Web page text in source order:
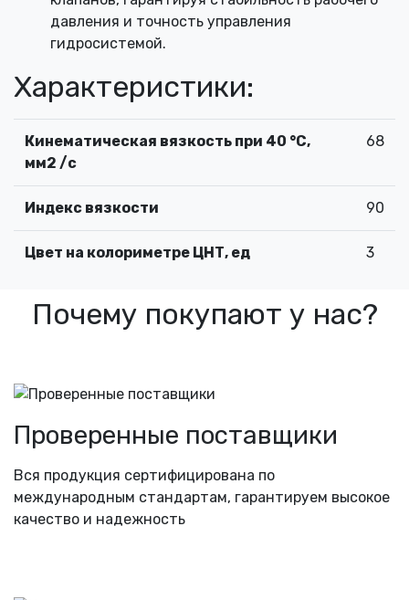
давления и точность управления
гидросистемой.
Характеристики:
Кинематическая вязкость при 40 °С,
мм2 /с
68
Индекс вязкости 90
Цвет на колориметре ЦНТ, ед 3
Почему покупают у нас?
Проверенные поставщики
Вся продукция сертифицирована по
международным стандартам, гарантируем высокое
качество и надежность